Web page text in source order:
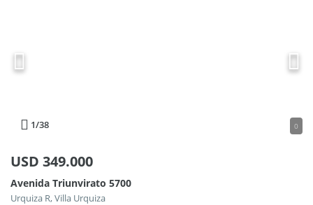
1/38 0
USD 349.000
Avenida Triunvirato 5700
Urquiza R, Villa Urquiza